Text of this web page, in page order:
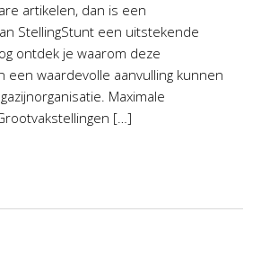
artikelen, dan is een
StellingStunt een uitstekende
ontdek je waarom deze
een waardevolle aanvulling kunnen
Maximale
[…]